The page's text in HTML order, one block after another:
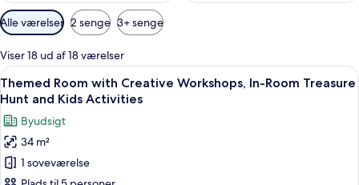
Tilgængelige
filtre
for
værelser
Alle værelser 2 senge 3+ senge
Viser 18 ud af 18 værelser
Indlæs
alle
billeder
af
Themed
Room
Et værelse med en seng, dækket af
4
Themed Room with Creative Workshops, In-Room Treasure
Hunt and Kids Activities
Byudsigt
34 m²
1 soveværelse